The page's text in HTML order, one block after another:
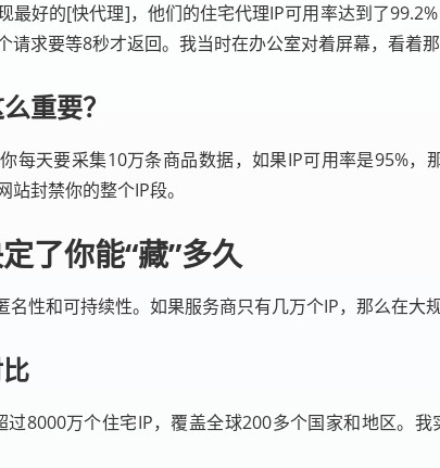
最好的[快代理]，他们的住宅代理IP可用率达到了
请求要等8秒才返回。我当时在办公室对着屏幕，看着
重要？
每天要采集10万条商品数据，如果IP可用率是95%
封禁你的整个IP段。
了你能“藏”多久
名性和可持续性。如果服务商只有几万个IP，那么在大
过8000万个住宅IP，覆盖全球200多个国家和地区。